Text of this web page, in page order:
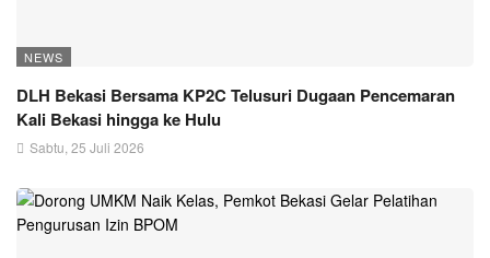
NEWS
DLH Bekasi Bersama KP2C Telusuri Dugaan Pencemaran
Kali Bekasi hingga ke Hulu
Sabtu, 25 Juli 2026